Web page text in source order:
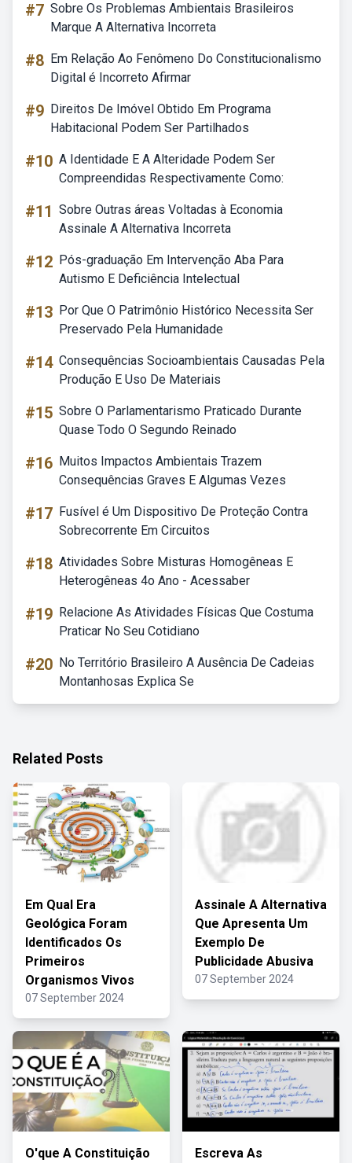
#7 Sobre Os Problemas Ambientais Brasileiros
Marque A Alternativa Incorreta
#8 Em Relação Ao Fenômeno Do Constitucionalismo
Digital é Incorreto Afirmar
#9 Direitos De Imóvel Obtido Em Programa
Habitacional Podem Ser Partilhados
#10 A Identidade E A Alteridade Podem Ser
Compreendidas Respectivamente Como:
#11 Sobre Outras áreas Voltadas à Economia
Assinale A Alternativa Incorreta
#12 Pós-graduação Em Intervenção Aba Para
Autismo E Deficiência Intelectual
#13 Por Que O Patrimônio Histórico Necessita Ser
Preservado Pela Humanidade
#14 Consequências Socioambientais Causadas Pela
Produção E Uso De Materiais
#15 Sobre O Parlamentarismo Praticado Durante
Quase Todo O Segundo Reinado
#16 Muitos Impactos Ambientais Trazem
Consequências Graves E Algumas Vezes
#17 Fusível é Um Dispositivo De Proteção Contra
Sobrecorrente Em Circuitos
#18 Atividades Sobre Misturas Homogêneas E
Heterogêneas 4o Ano - Acessaber
#19 Relacione As Atividades Físicas Que Costuma
Praticar No Seu Cotidiano
#20 No Território Brasileiro A Ausência De Cadeias
Montanhosas Explica Se
Related Posts
Em Qual Era
Geológica Foram
Identificados Os
Primeiros
Organismos Vivos
07 September 2024
Assinale A Alternativa
Que Apresenta Um
Exemplo De
Publicidade Abusiva
07 September 2024
O'que A Constituição Escreva As